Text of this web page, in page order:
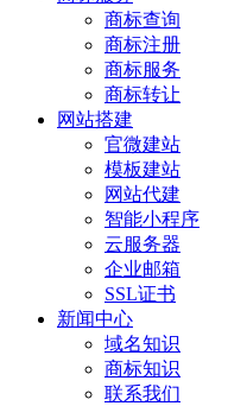
商标查询
商标注册
商标服务
商标转让
网站搭建
官微建站
模板建站
网站代建
智能小程序
云服务器
企业邮箱
SSL证书
新闻中心
域名知识
商标知识
联系我们